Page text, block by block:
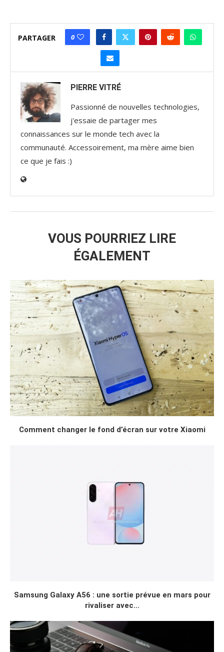
PARTAGER 0
PIERRE VITRÉ
Passionné de nouvelles technologies,
j'essaie de partager mes
connaissances sur le monde tech avec la
communauté. Accessoirement, ma mère aime bien
ce que je fais :)
VOUS POURRIEZ LIRE
ÉGALEMENT
Comment changer le fond d’écran sur votre Xiaomi
Samsung Galaxy A56 : une sortie prévue en mars pour
rivaliser avec...